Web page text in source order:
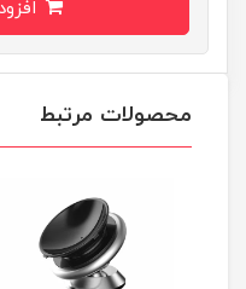
محصولات مرتبط